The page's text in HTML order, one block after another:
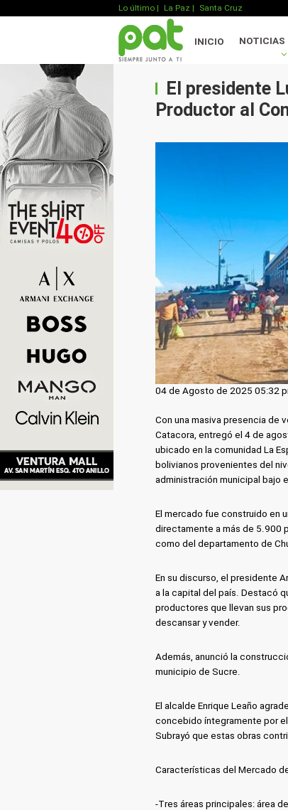
Lo último | La Paz | Santa Cruz
INICIO NOTICIAS
El presidente
Productor al
04 de Agosto de 2025 05:32
Con una masiva presencia de
Catacora, entregó el 4 de
ubicado en la comunidad La
bolivianos provenientes del
administración municipal bajo
El mercado fue construido en
directamente a más de 5.900
como del departamento de
En su discurso, el presidente
a la capital del país. Destacó
productores que llevan sus
descansar y vender.
Además, anunció la
municipio de Sucre.
El alcalde Enrique Leaño
concebido íntegramente por
Subrayó que estas obras
Características del Mercado
-Tres áreas principales: área